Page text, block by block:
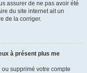
assurer de ne pas avoir été
du site internet ait un
de la corriger.
à présent plus me
ou supprimé votre compte